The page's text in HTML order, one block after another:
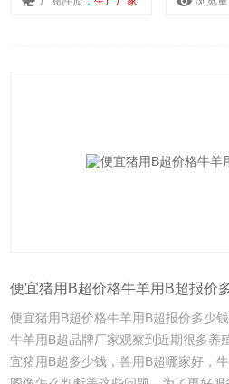
便宜猪用B超价格牛羊用B超报价
便宜猪用B超价格牛羊用B超报价多少
牛羊用B超品牌厂家观察到近期很多养
宜猪用B超多少钱，兽用B超哪家好，